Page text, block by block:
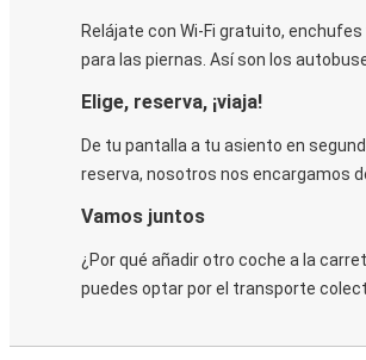
Relájate con Wi-Fi gratuito,
para las piernas. Así son los
Elige, reserva, ¡viaja!
De tu pantalla a tu asiento en
reserva, nosotros nos encargamos
Vamos juntos
¿Por qué añadir otro coche a la
puedes optar por el transporte